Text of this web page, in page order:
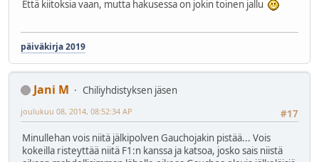
Että kiitoksia vaan, mutta hakusessa on jokin toinen jallu
päiväkirja 2019
Jani M
Chiliyhdistyksen jäsen
#17
joulukuu 08, 2014, 08:52:34 AP
Minullehan vois niitä jälkipolven Gauchojakin pistää... Vois
kokeilla risteyttää niitä F1:n kanssa ja katsoa, josko sais niistä